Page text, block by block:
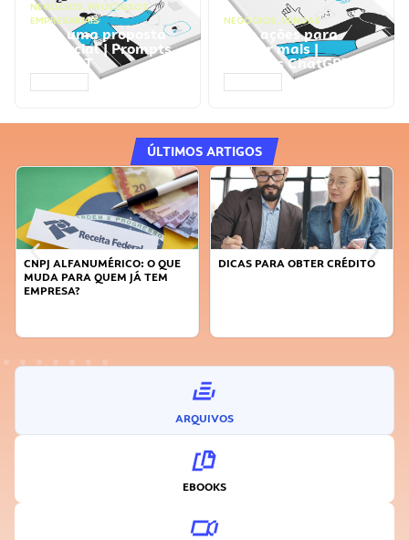
NEGÓCIOS, PROCESSOS
EMPRESARIAIS
Faça uma proposta
comercial | Prompts
ChatGPT
NEGÓCIOS, VENDAS
Faça ações para
vender mais |
Prompts ChatGPT
ÚLTIMOS ARTIGOS
DICAS PARA OBTER CRÉDITO
FAÇA A DIFERENÇA: SEJA
ARQUIVOS
EBOOKS